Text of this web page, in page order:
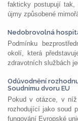
fakticky postupují tak,
újmy způsobené
Nedobrovolná
Podmínku
okolí, která
zdravotních službách
Odůvodnění
Soudnímu dvoru EU
Pokud v otázce, v
rozhodující jako soud
fungování Evropské